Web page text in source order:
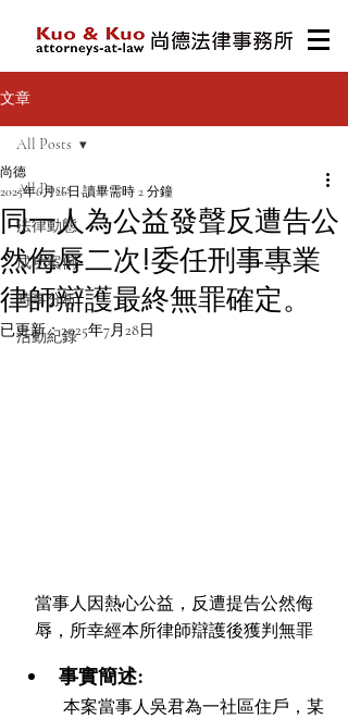
文章
All Posts
法律動態
成功案例
時事分析
活動紀錄
All Posts
同一人為公益發聲反遭告公
然侮辱二次!委任刑事專業
律師辯護最終無罪確定。
尚德
2025年6月26日 讀畢需時 2 分鐘
已更新：2025年7月28日
當事人因熱心公益，反遭提告公然侮
辱，所幸經本所律師辯護後獲判無罪
事實簡述:
本案當事人吳君為一社區住戶，某